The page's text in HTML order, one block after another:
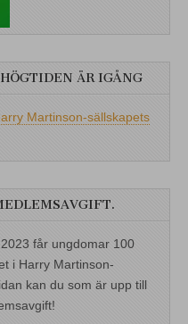
ÄR IGÅNG
Martinson-sällskapets
får ungdomar 100
i Harry Martinson-
kan du som är upp till